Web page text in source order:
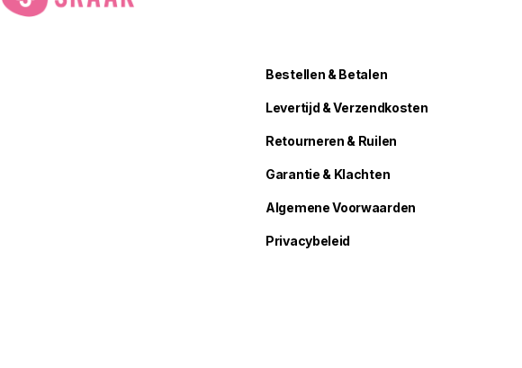
Bestellen & Betalen
Levertijd & Verzendkosten
Retourneren & Ruilen
Garantie & Klachten
Algemene Voorwaarden
Privacybeleid